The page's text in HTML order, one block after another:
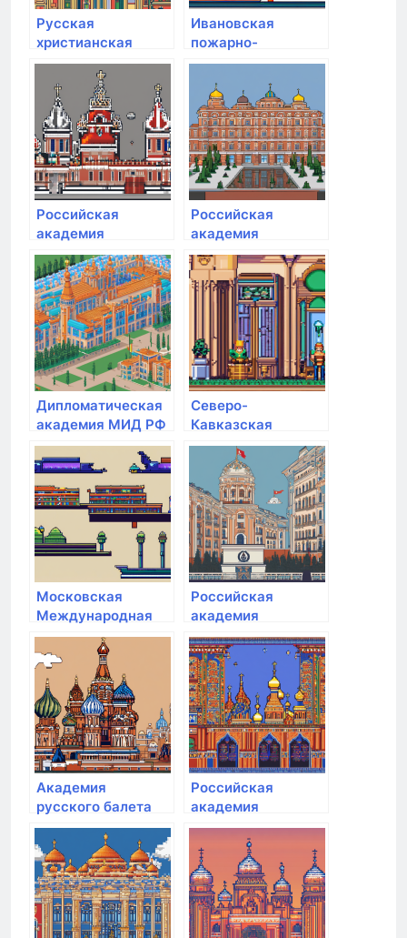
Русская
христианская
гуманитарная
академия им. Ф.М.
Достоевского
Ивановская
пожарно-
спасательная
академия ГПС МЧС
России
Российская
академия
народного
хозяйства и
государственной
службы при
Президенте РФ
Российская
академия
народного
хозяйства и
государственной
службы при
Президенте РФ
Дипломатическая
академия МИД РФ
Северо-
Кавказская
государственная
академия
Московская
Международная
Академия
Российская
академия
народного
хозяйства и
государственной
службы при
Президенте РФ
Академия
русского балета
им. А.Я. Вагановой
Российская
академия
народного
хозяйства и
государственной
службы при
Президенте РФ